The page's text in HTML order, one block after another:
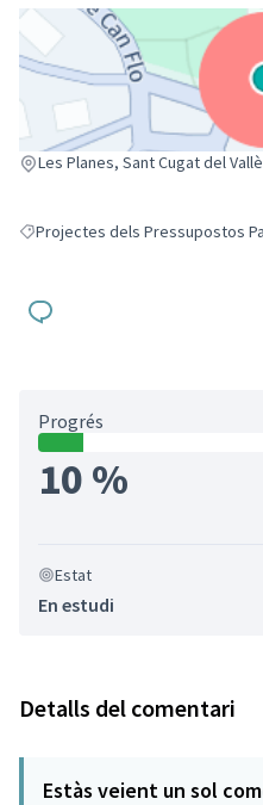
Les Planes, Sant Cugat del
(Enllaç extern)
Resultats en filtrar per:
Projectes dels Pressupostos
Progrés
10 %
Estat
En estudi
Detalls del comentari
Estàs veient un sol